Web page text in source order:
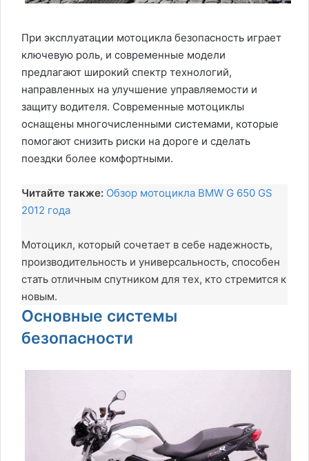
При эксплуатации мотоцикла безопасность играет
ключевую роль, и современные модели
предлагают широкий спектр технологий,
направленных на улучшение управляемости и
защиту водителя. Современные мотоциклы
оснащены многочисленными системами, которые
помогают снизить риски на дороге и сделать
поездки более комфортными.
Читайте также: Обзор мотоцикла BMW G 650 GS
2012 года
Мотоцикл, который сочетает в себе надежность,
производительность и универсальность, способен
стать отличным спутником для тех, кто стремится к
новым.
Основные системы
безопасности